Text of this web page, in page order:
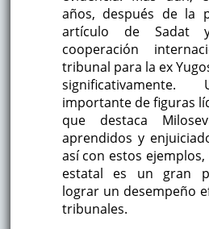
años, después de la
artículo de Sadat
cooperación
tribunal para la ex
importante de figuras
que destaca
aprendidos y
así con estos
estatal es un gran
lograr un desempeño
tribunales.